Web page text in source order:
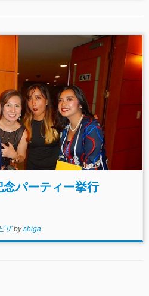
念パーティー挙行
ザbyshiga